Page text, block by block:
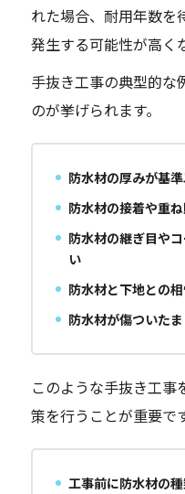
れた場合、耐用年数を
発生する可能性が高く
手抜き工事の典型的な
のが挙げられます。
防水材の厚みが基
防水材の接着や重
防水材の継ぎ目や
い
防水材と下地との
防水材が傷ついた
このような手抜き工
策を行うことが重要で
工事前に防水材の